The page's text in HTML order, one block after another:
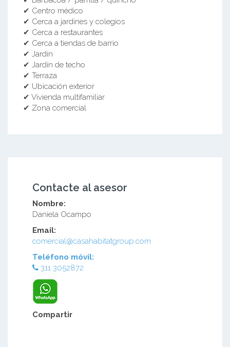
✔ Centro médico
✔ Cerca a jardines y colegios
✔ Cerca a restaurantes
✔ Cerca a tiendas de barrio
✔ Jardín
✔ Jardín de techo
✔ Terraza
✔ Ubicación exterior
✔ Vivienda multifamiliar
✔ Zona comercial
Contacte al asesor
Nombre:
Daniela Ocampo
Email:
comercial@casahabitatgroup.com
Teléfono móvil:
311 3052872
Compartir